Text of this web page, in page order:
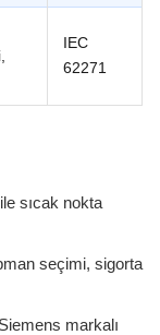
IEC
62271
sıcak nokta
seçimi, sigorta
markalı